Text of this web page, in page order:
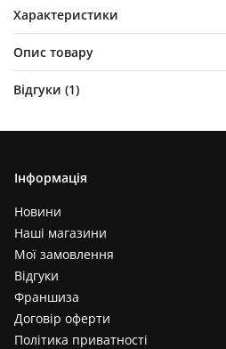
Характеристики
Опис товару
Відгуки (1)
Інформація
Новини
Наші магазини
Мої замовлення
Відгуки
Франшиза
Договір оферти
Політика приватності